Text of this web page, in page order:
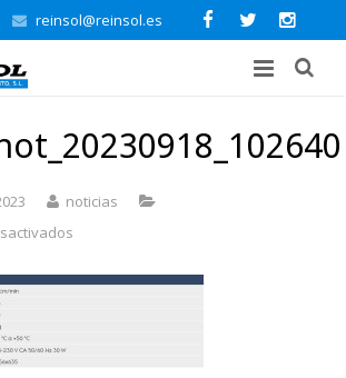
reinsol@reinsol.es
noticias